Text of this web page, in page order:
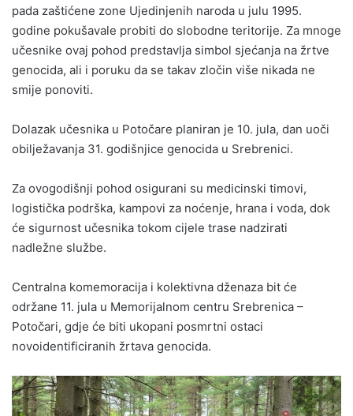
pada zaštićene zone Ujedinjenih naroda u julu 1995.
godine pokušavale probiti do slobodne teritorije. Za mnoge
učesnike ovaj pohod predstavlja simbol sjećanja na žrtve
genocida, ali i poruku da se takav zločin više nikada ne
smije ponoviti.
Dolazak učesnika u Potočare planiran je 10. jula, dan uoči
obilježavanja 31. godišnjice genocida u Srebrenici.
Za ovogodišnji pohod osigurani su medicinski timovi,
logistička podrška, kampovi za noćenje, hrana i voda, dok
će sigurnost učesnika tokom cijele trase nadzirati
nadležne službe.
Centralna komemoracija i kolektivna dženaza bit će
održane 11. jula u Memorijalnom centru Srebrenica –
Potočari, gdje će biti ukopani posmrtni ostaci
novoidentificiranih žrtava genocida.